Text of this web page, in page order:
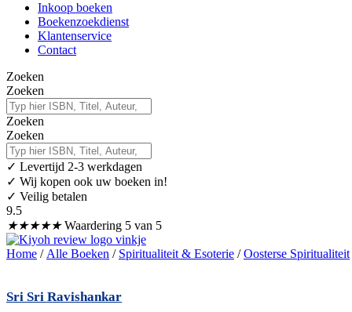
Inkoop boeken
Boekenzoekdienst
Klantenservice
Contact
Zoeken
Zoeken
Zoeken
Zoeken
✓ Levertijd 2-3 werkdagen
✓ Wij kopen ook uw boeken in!
✓ Veilig betalen
9.5
★★★★★ Waardering 5 van 5
Home / Alle Boeken / Spiritualiteit & Esoterie /Oosterse Spiritualiteit
Sri Sri Ravishankar